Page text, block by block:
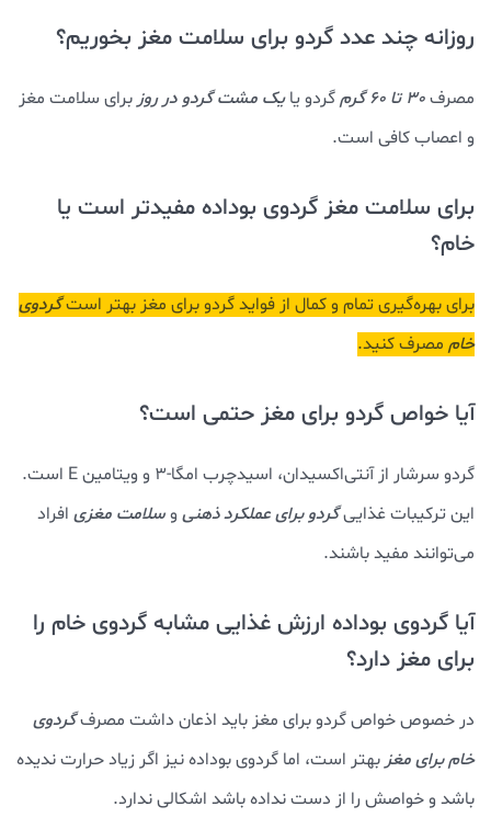
روزانه چند عدد گردو برای سلامت مغز بخوریم؟
مصرف30 تا 60 گرم گردو یایک مشت گردو در روز برای سلامت مغز
و اعصاب کافی است.
برای سلامت مغز گردوی بوداده مفیدتر است یا
خام؟
برای بهره‌گیری تمام و کمال از فواید گردو برای مغز بهتر استگردوی
خام مصرف کنید.
آیا خواص گردو برای مغز حتمی است؟
گردو سرشار از آنتی‌اکسیدان، اسیدچرب امگا-3 و ویتامین E است.
این ترکیبات غذاییگردو برایعملکرد ذهنی وسلامت مغزی افراد
می‌توانند مفید باشند.
آیا گردوی بوداده ارزش غذایی مشابه گردوی خام را
برای مغز دارد؟
در خصوص خواص گردو برای مغز باید اذعان داشت مصرفگردوی
خام برای مغز بهتر است، اما گردوی بوداده نیز اگر زیاد حرارت ندیده
باشد و خواصش را از دست نداده باشد اشکالی ندارد.